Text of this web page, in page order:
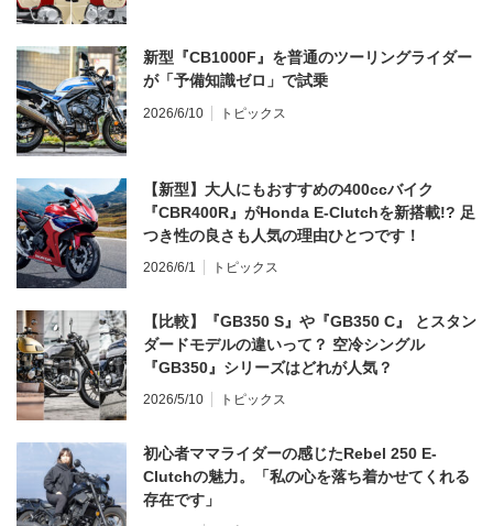
新型『CB1000F』を普通のツーリングライダー
が「予備知識ゼロ」で試乗
2026/6/10 トピックス
【新型】大人にもおすすめの400ccバイク
『CBR400R』がHonda E-Clutchを新搭載!? 足
つき性の良さも人気の理由ひとつです！
2026/6/1 トピックス
【比較】『GB350 S』や『GB350 C』 とスタン
ダードモデルの違いって？ 空冷シングル
『GB350』シリーズはどれが人気？
2026/5/10 トピックス
初心者ママライダーの感じたRebel 250 E-
Clutchの魅力。「私の心を落ち着かせてくれる
存在です」